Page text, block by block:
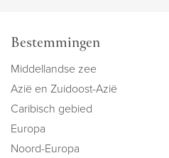
Bestemmingen
Middellandse zee
Azië en Zuidoost-Azië
Caribisch gebied
Europa
Noord-Europa